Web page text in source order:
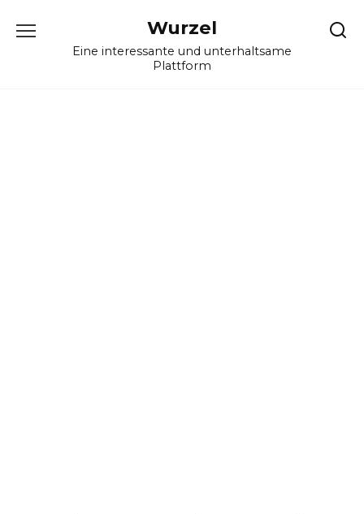
Wurzel
Eine interessante und unterhaltsame
Plattform